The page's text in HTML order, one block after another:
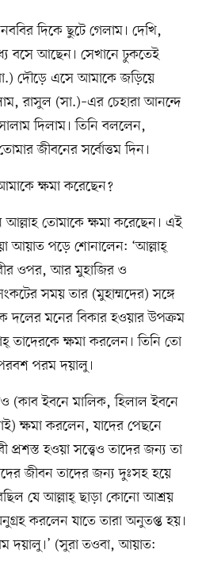
দিকে ছুটে গেলাম। দেখি,
বসে আছেন। সেখানে ঢুকতেই
দৌড়ে এসে আমাকে জড়িয়ে
রাসুল (সা.)–এর চেহারা আনন্দে
দিলাম। তিনি বললেন,
জীবনের সর্বোত্তম দিন।
ক্ষমা করেছেন?
তোমাকে ক্ষমা করেছেন। এই
আয়াত পড়ে শোনালেন: ‘আল্লাহ্
ওপর, আর মুহাজির ও
সময় তার (মুহাম্মদের) সঙ্গে
মনের বিকার হওয়ার উপক্রম
তাদেরকে ক্ষমা করলেন। তিনি তো
পরম দয়ালু।
(কাব ইবনে মালিক, হিলাল ইবনে
ক্ষমা করলেন, যাদের পেছনে
হওয়া সত্ত্বেও তাদের জন্য তা
জীবন তাদের জন্য দুঃসহ হয়ে
যে আল্লাহ্ ছাড়া কোনো আশ্রয়
করলেন যাতে তারা অনুতপ্ত হয়।
দয়ালু।’ (সুরা তওবা, আয়াত: